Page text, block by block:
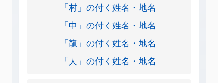
「村」の付く姓名・地名
「中」の付く姓名・地名
「龍」の付く姓名・地名
「人」の付く姓名・地名